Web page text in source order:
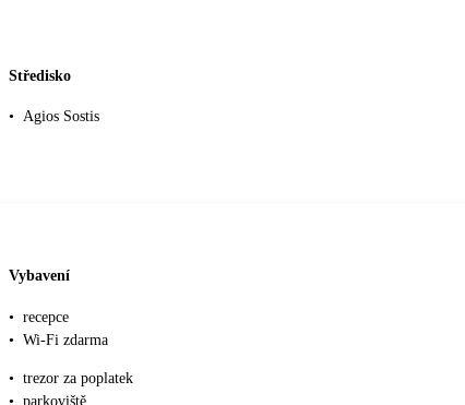
Středisko
• Agios Sostis
Vybavení
• recepce
• Wi-Fi zdarma
• trezor za poplatek
• parkoviště